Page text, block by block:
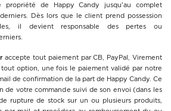
propriété de Happy Candy jusqu'au complet
Dès lors que le client prend possession
il devient responsable des pertes ou
accepte tout paiement par CB, PayPal, Virement
option, une fois le paiement validé par notre
de confirmation de la part de Happy Candy. Ce
de votre commande suivi de son envoi (dans les
rupture de stock sur un ou plusieurs produits,